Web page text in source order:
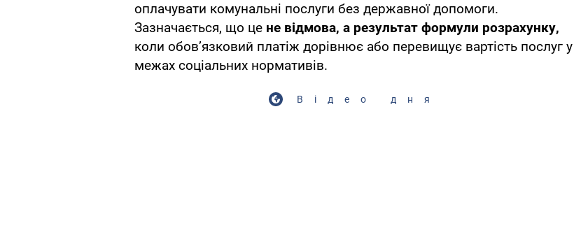
оплачувати комунальні послуги без державної допомоги.
Зазначається, що це не відмова, а результат формули розрахунку,
коли обов’язковий платіж дорівнює або перевищує вартість послуг у
межах соціальних нормативів.
Відео дня